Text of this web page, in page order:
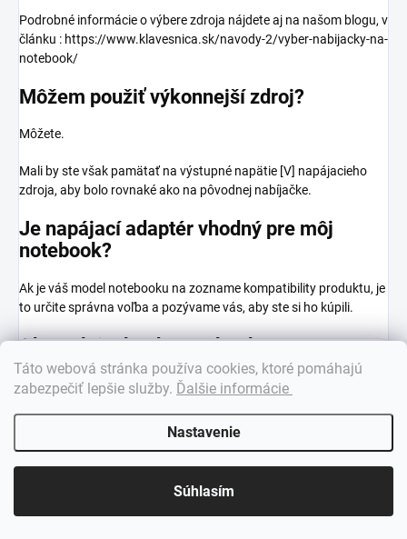
Táto webová stránka používa cookies, ktoré pomáhajú
zabezpečiť lepšie služby. Ďalšie informácie
Nastavenie
Súhlasím
Podrobné informácie o výbere zdroja nájdete aj na našom blogu, v
článku : https://www.klavesnica.sk/navody-2/vyber-nabijacky-na-
notebook/
Môžem použiť výkonnejší zdroj?
Môžete.
Mali by ste však pamätať na výstupné napätie [V] napájacieho
zdroja, aby bolo rovnaké ako na pôvodnej nabíjačke.
Je napájací adaptér vhodný pre môj
notebook?
Ak je váš model notebooku na zozname kompatibility produktu, je
to určite správna voľba a pozývame vás, aby ste si ho kúpili.
Akú nabíjačku do notebooku ?
Ako nájsť model notebooku?
Model notebooku sa najčastejšie nachádza na jeho obale.
Prečítajte si ho a zadajte ho do vyhľadávača obchodu.
Dobrý deň! 👋 Pomôžem vám nájsť správny diel. Napíšte mi.